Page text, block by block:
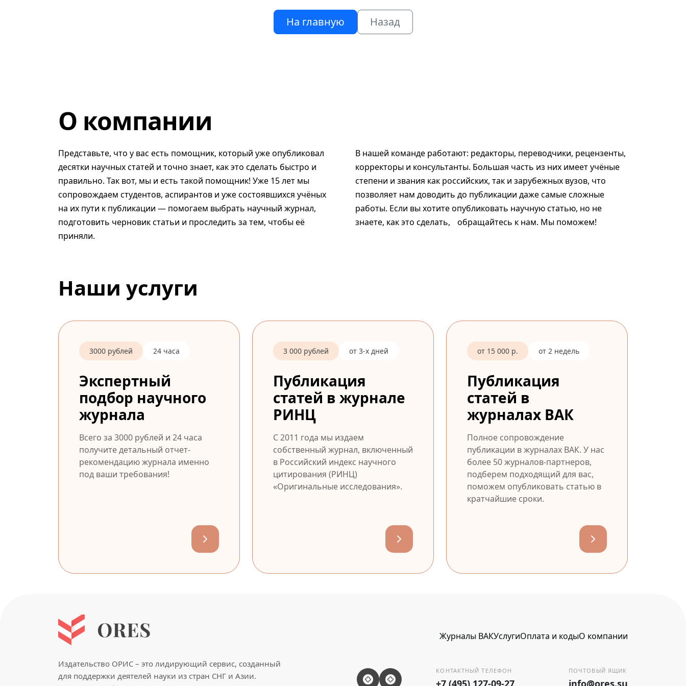
На главную Назад
О компании
Представьте, что у вас есть помощник, который уже опубликовал
десятки научных статей и точно знает, как это сделать быстро и
правильно. Так вот, мы и есть такой помощник! Уже 15 лет мы
сопровождаем студентов, аспирантов и уже состоявшихся учёных
на их пути к публикации — помогаем выбрать научный журнал,
подготовить черновик статьи и проследить за тем, чтобы её
приняли.
В нашей команде работают: редакторы, переводчики, рецензенты,
корректоры и консультанты. Большая часть из них имеет учёные
степени и звания как российских, так и зарубежных вузов, что
позволяет нам доводить до публикации даже самые сложные
работы. Если вы хотите опубликовать научную статью, но не
знаете, как это сделать, обращайтесь к нам. Мы поможем!
Наши услуги
3000 рублей 24 часа
Экспертный
подбор научного
журнала
Всего за 3000 рублей и 24 часа
получите детальный отчет-
рекомендацию журнала именно
под ваши требования!
3 000 рублей от 3-х дней
Публикация
статей в журнале
РИНЦ
С 2011 года мы издаем
собственный журнал, включенный
в Российский индекс научного
цитирования (РИНЦ)
«Оригинальные исследования».
от 15 000 р. от 2 недель
Публикация
статей в
журналах ВАК
Полное сопровождение
публикации в журналах ВАК. У нас
более 50 журналов-партнеров,
подберем подходящий для вас,
поможем опубликовать статью в
кратчайшие сроки.
Издательство ОРИС – это лидирующий сервис, созданный
для поддержки деятелей науки из стран СНГ и Азии.
Журналы ВАКУслугиОплата и кодыО компании
КОНТАКТНЫЙ ТЕЛЕФОН
+7 (495) 127-09-27
ПОЧТОВЫЙ ЯЩИК
info@ores.su